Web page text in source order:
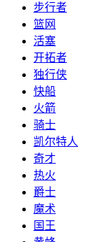
步行者
篮网
活塞
开拓者
独行侠
快船
火箭
骑士
凯尔特人
奇才
热火
爵士
魔术
国王